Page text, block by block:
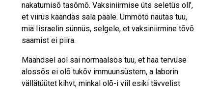
nakatumisõ tasõmõ. Vaksiniirmise üts seletüs oll’,
et viirus käändäs sälä pääle. Ummõtõ näütäs tuu,
miä Iisraelin sünnüs, selgele, et vaksiniirmine tõvõ
saamist ei piira.
Määndsel aol sai normaalsõs tuu, et hää tervüse
alossõs ei olõ tukõv immuunsüstem, a laborin
vällätüütet kihvt, minkal olõ-i viil esiki tävvelist